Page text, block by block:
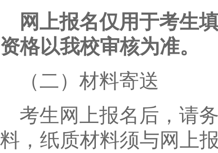
网上报名仅用于考生
资格以我校审核为准。
（二）材料寄送
考生网上报名后，请
料，纸质材料须与网上